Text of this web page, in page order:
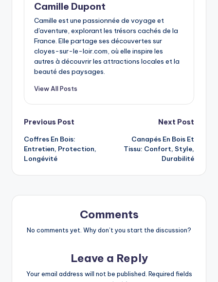
Camille Dupont
Camille est une passionnée de voyage et
d'aventure, explorant les trésors cachés de la
France. Elle partage ses découvertes sur
cloyes-sur-le-loir.com, où elle inspire les
autres à découvrir les attractions locales et la
beauté des paysages.
View All Posts
Post
navigation
Previous Post
Coffres En Bois:
Entretien, Protection,
Longévité
Next Post
Canapés En Bois Et
Tissu: Confort, Style,
Durabilité
Comments
No comments yet. Why don’t you start the discussion?
Leave a Reply
Your email address will not be published. Required fields